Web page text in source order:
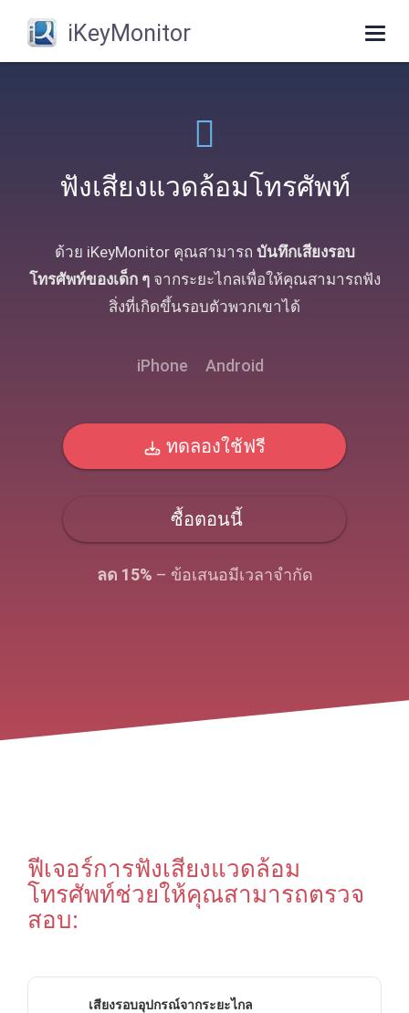
iKeyMonitor
ฟังเสียงแวดล้อมโทรศัพท์
ด้วย iKeyMonitor คุณสามารถ บันทึกเสียงรอบ
โทรศัพท์ของเด็ก ๆจากระยะไกลเพื่อให้คุณสามารถฟัง
สิ่งที่เกิดขึ้นรอบตัวพวกเขาได้
iPhone Android
ทดลองใช้ฟรี
ซื้อตอนนี้
ลด 15% – ข้อเสนอมีเวลาจํากัด
ฟีเจอร์การฟังเสียงแวดล้อม
โทรศัพท์ช่วยให้คุณสามารถตรวจ
สอบ:
เสียงรอบอุปกรณ์จากระยะไกล